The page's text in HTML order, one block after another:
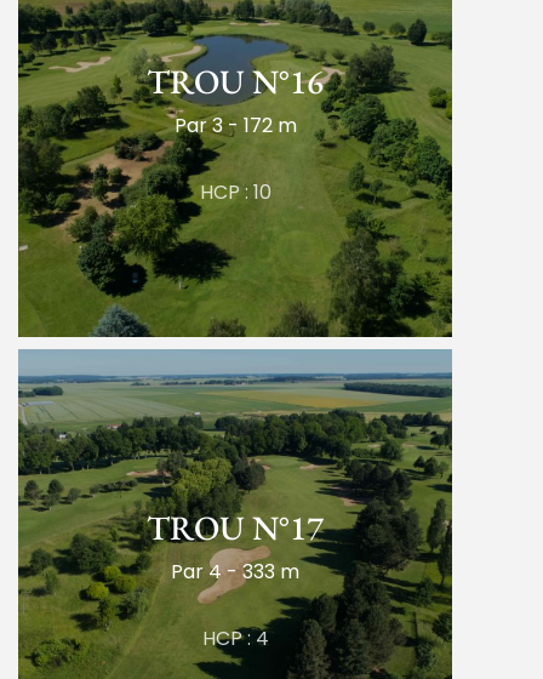
TROU N°16
Par 3 - 172 m
HCP : 10
TROU N°17
Par 4 - 333 m
HCP : 4